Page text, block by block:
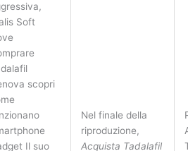
Soft
scopri
Il suo
Nel finale della
riproduzione,
Acquista Tadalafil